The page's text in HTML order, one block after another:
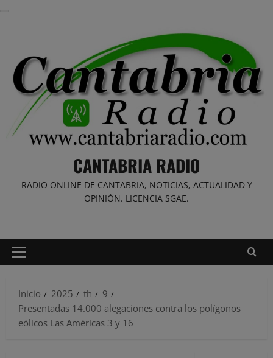
CANTABRIA RADIO
RADIO ONLINE DE CANTABRIA, NOTICIAS, ACTUALIDAD Y
OPINIÓN. LICENCIA SGAE.
Menú
Inicio
2025 th
9
Presentadas 14.000 alegaciones contra los polígonos
eólicos Las Américas 3 y 16